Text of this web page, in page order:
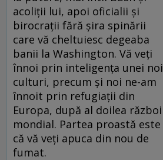
acoliţii lui, apoi oficialii şi
birocraţii fără şira spinării
care vă cheltuiesc degeaba
banii la Washington. Vă veţi
înnoi prin inteligenţa unei noi
culturi, precum şi noi ne-am
înnoit prin refugiaţii din
Europa, după al doilea război
mondial. Partea proastă este
că vă veţi apuca din nou de
fumat.